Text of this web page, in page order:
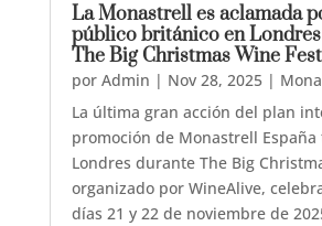
La Monastrell es aclamada
público británico en
The Big Christmas Wine
por Admin | Nov 28, 2025|
La última gran acción del plan
promoción de Monastrell
Londres durante The Big
organizado por WineAlive,
días 21 y 22 de noviembre de